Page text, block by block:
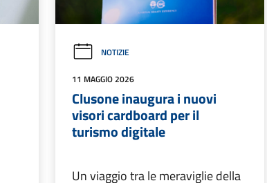
NOTIZIE
11 MAGGIO 2026
Clusone inaugura i nuovi
visori cardboard per il
turismo digitale
Un viaggio tra le meraviglie della